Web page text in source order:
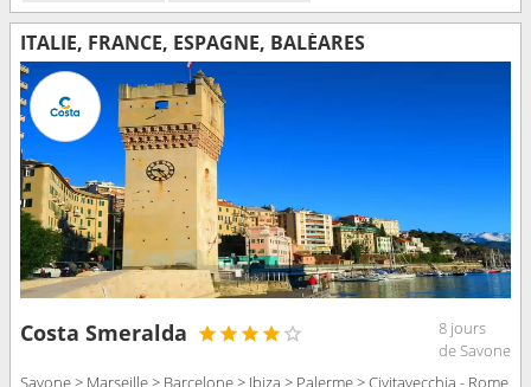
ITALIE, FRANCE, ESPAGNE, BALÉARES
Costa Smeralda
8 jours
de Savone
Savone > Marseille > Barcelone > Ibiza > Palerme > Civitavecchia - Rome